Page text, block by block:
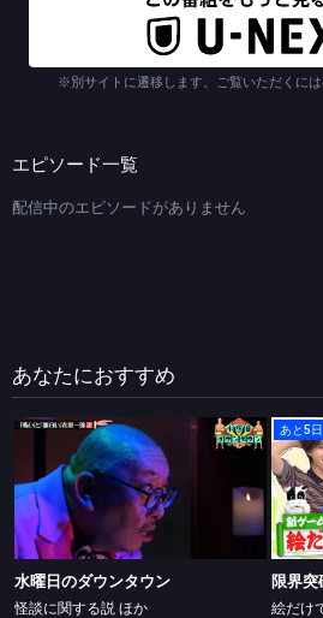
※別サイトに遷移します。ご覧いただくには
エピソード一覧
配信中のエピソードがありません
あなたにおすすめ
水曜日のダウンタウン
怪談に関する説 ほか
水曜日のダウンタウン
怪談に関する説 ほか
あと5日
限界